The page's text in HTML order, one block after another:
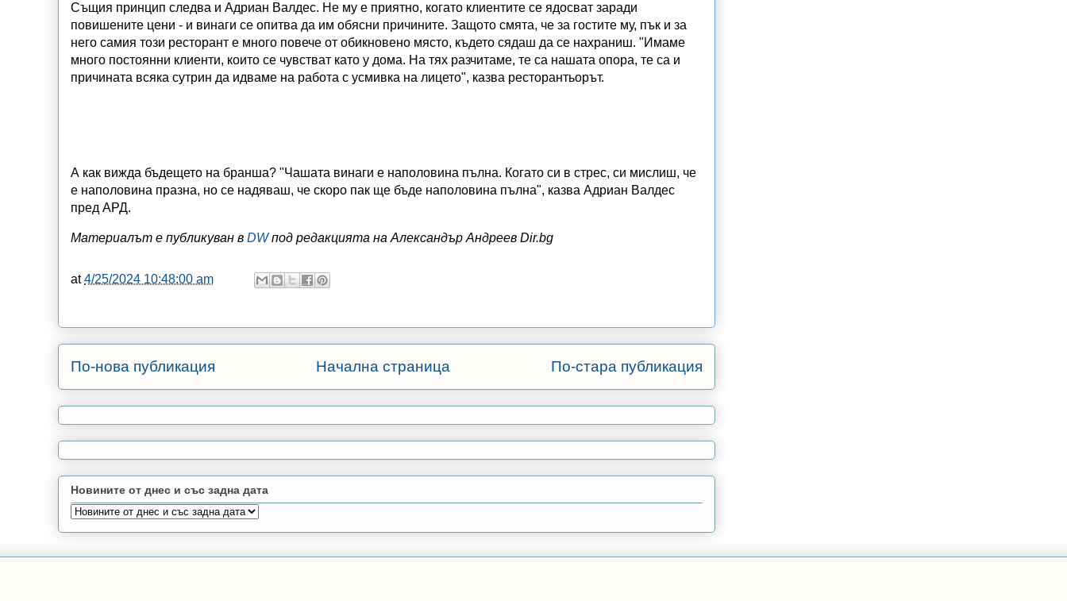
Същия принцип следва и Адриан Валдес. Не му е приятно, когато клиентите се ядосват заради
повишените цени - и винаги се опитва да им обясни причините. Защото смята, че за гостите му, пък и за
него самия този ресторант е много повече от обикновено място, където сядаш да се нахраниш. "Имаме
много постоянни клиенти, които се чувстват като у дома. На тях разчитаме, те са нашата опора, те са и
причината всяка сутрин да идваме на работа с усмивка на лицето", казва ресторантьорът.
А как вижда бъдещето на бранша? "Чашата винаги е наполовина пълна. Когато си в стрес, си мислиш, че
е наполовина празна, но се надяваш, че скоро пак ще бъде наполовина пълна", казва Адриан Валдес
пред АРД.
Материалът е публикуван в DWпод редакцията на Александър Андреев Dir.bg
at4/25/2024 10:48:00 am
По-нова публикация По-стара публикация
Начална страница
Новините от днес и със задна дата